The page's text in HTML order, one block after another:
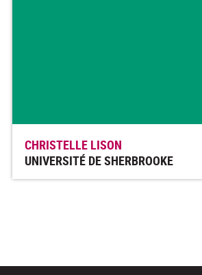
CHRISTELLE LISON
UNIVERSITÉ DE SHERBROOKE